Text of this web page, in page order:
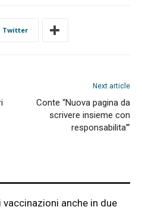
Twitter
Next article
Conte “Nuova pagina da
scrivere insieme con
responsabilita’”
vaccinazioni anche in due